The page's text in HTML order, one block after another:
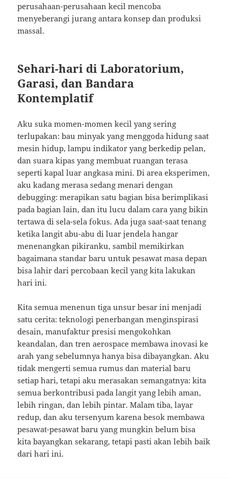
perusahaan-perusahaan kecil mencoba
menyeberangi jurang antara konsep dan produksi
massal.
Sehari-hari di Laboratorium,
Garasi, dan Bandara
Kontemplatif
Aku suka momen-momen kecil yang sering
terlupakan: bau minyak yang menggoda hidung saat
mesin hidup, lampu indikator yang berkedip pelan,
dan suara kipas yang membuat ruangan terasa
seperti kapal luar angkasa mini. Di area eksperimen,
aku kadang merasa sedang menari dengan
debugging: merapikan satu bagian bisa berimplikasi
pada bagian lain, dan itu lucu dalam cara yang bikin
tertawa di sela-sela fokus. Ada juga saat-saat tenang
ketika langit abu-abu di luar jendela hangar
menenangkan pikiranku, sambil memikirkan
bagaimana standar baru untuk pesawat masa depan
bisa lahir dari percobaan kecil yang kita lakukan
hari ini.
Kita semua menenun tiga unsur besar ini menjadi
satu cerita: teknologi penerbangan menginspirasi
desain, manufaktur presisi mengokohkan
keandalan, dan tren aerospace membawa inovasi ke
arah yang sebelumnya hanya bisa dibayangkan. Aku
tidak mengerti semua rumus dan material baru
setiap hari, tetapi aku merasakan semangatnya: kita
semua berkontribusi pada langit yang lebih aman,
lebih ringan, dan lebih pintar. Malam tiba, layar
redup, dan aku tersenyum karena besok membawa
pesawat-pesawat baru yang mungkin belum bisa
kita bayangkan sekarang, tetapi pasti akan lebih baik
dari hari ini.